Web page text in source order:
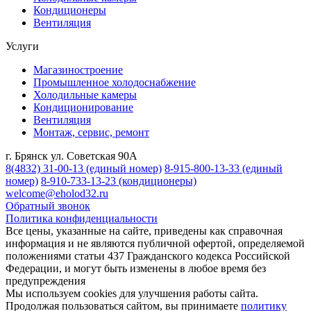
Кондиционеры
Вентиляция
Услуги
Магазиностроение
Промышленное холодоснабжение
Холодильные камеры
Кондиционирование
Вентиляция
Монтаж, сервис, ремонт
г. Брянск ул. Советская 90А
8(4832) 31-00-13 (единый номер) 8-915-800-13-33 (единый
номер) 8-910-733-13-23 (кондиционеры)
welcome@eholod32.ru
Обратный звонок
Политика конфиденциальности
Все цены, указанные на сайте, приведены как справочная
информация и не являются публичной офертой, определяемой
положениями статьи 437 Гражданского кодекса Российской
Федерации, и могут быть изменены в любое время без
предупреждения
Мы используем cookies для улучшения работы сайта.
Продолжая пользоваться сайтом, вы принимаете политику